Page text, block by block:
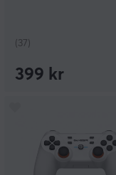
(37)
399 kr